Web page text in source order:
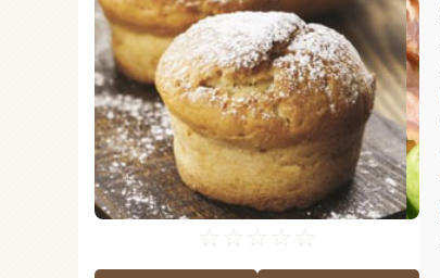
☆ ☆ ☆ ☆ ☆